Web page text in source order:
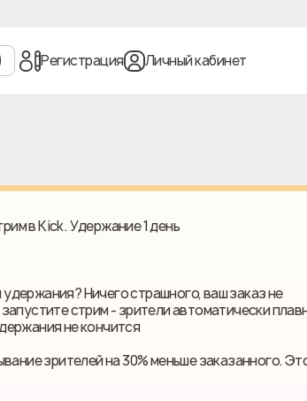
Регистрация Личный кабинет
в Kick. Удержание 1 день
Ничего страшного, ваш заказ не
стрим - зрители автоматически
не кончится
зрителей на 30% меньше заказанного.